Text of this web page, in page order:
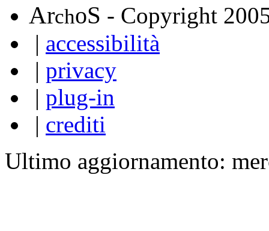
ArchoS - Copyright
| accessibilità
| privacy
| plug-in
| crediti
Ultimo aggiornamento: